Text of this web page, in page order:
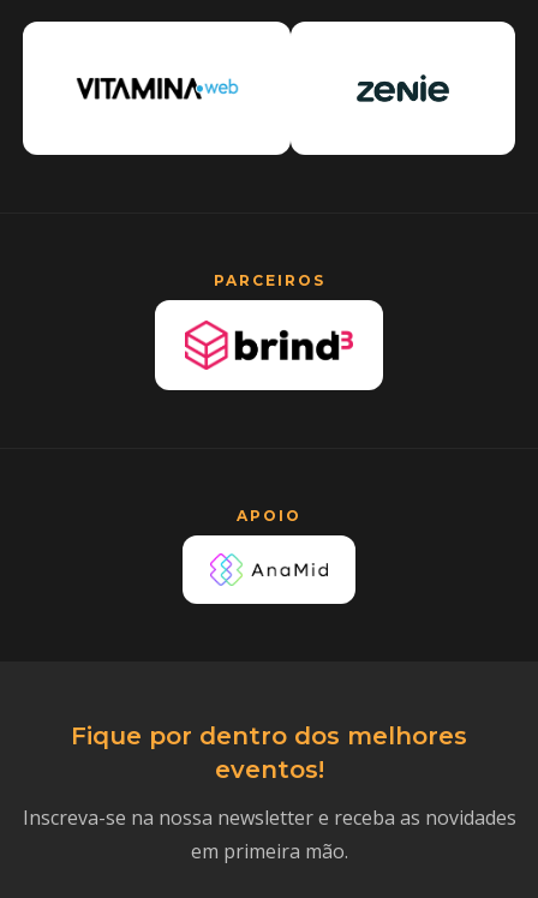
PARCEIROS
APOIO
Fique por dentro dos melhores
eventos!
Inscreva-se na nossa newsletter e receba as novidades
em primeira mão.